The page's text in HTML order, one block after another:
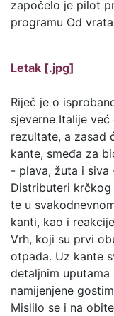
započelo je pilot
programu Od
Letak [.jpg]
Riječ je o
sjeverne Italije
rezultate, a zasad
kante, smeđa za
- plava, žuta i siva
Distributeri krčkog
te u
kanti, kao i
Vrh, koji su prvi
otpada. Uz kante
detaljnim
namijenjene
Mislilo se i na